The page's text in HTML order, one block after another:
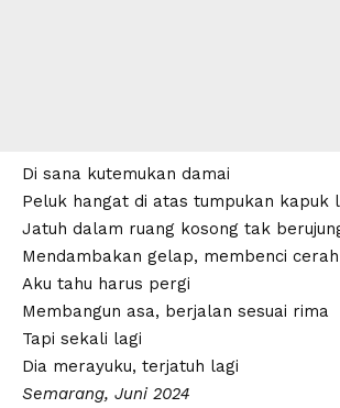
Di sana kutemukan damai
Peluk hangat di atas tumpukan kapuk
Jatuh dalam ruang kosong tak
Mendambakan gelap, membenci cerah
Aku tahu harus pergi
Membangun asa, berjalan sesuai rima
Tapi sekali lagi
Dia merayuku, terjatuh lagi
Semarang, Juni 2024